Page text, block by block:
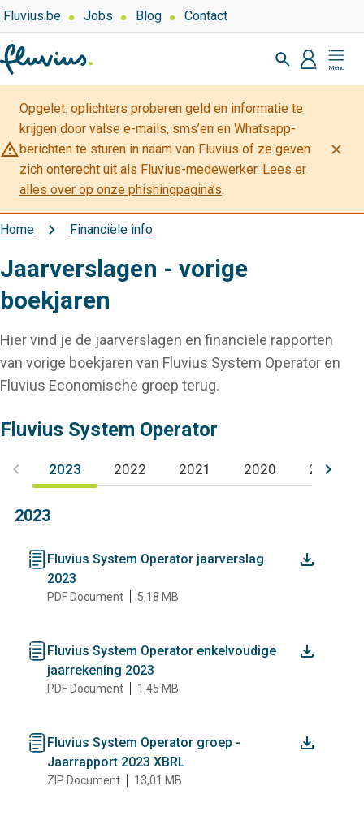
Overslaan
en
naar
de
inhoud
gaan
Top
navigation
Over
Fluvius.be Jobs Blog Contact
Zoeken
profiel
Mijn
Fluvius
warning_amber
Opgelet: oplichters proberen geld en informatie te
krijgen door valse e-mails, sms’en en Whatsapp-
berichten te sturen in naam van Fluvius of ze geven
zich onterecht uit als Fluvius-medewerker. Lees er
alles over op onze phishingpagina’s.
close
Kruimelpad
Home Financiële info
Jaarverslagen - vorige
boekjaren
Hier vind je de jaarverslagen en financiële rapporten
van vorige boekjaren van Fluvius System Operator en
Fluvius Economische groep terug.
Fluvius System Operator
keyboard_arrow_left 2023 2022 2021 2020 2019
keyboard_arrow_right
2023
document Fluvius System Operator jaarverslag
2023
PDF Document 5,18 MB
document Fluvius System Operator enkelvoudige
jaarrekening 2023
PDF Document 1,45 MB
document Fluvius System Operator groep -
Jaarrapport 2023 XBRL
ZIP Document 13,01 MB